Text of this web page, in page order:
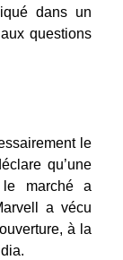
dans un
questions
le
qu’une
marché a
a vécu
à la